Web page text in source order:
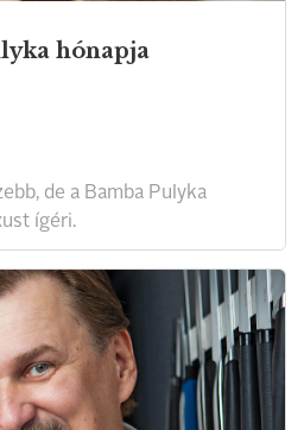
hónapja
de a Bamba Pulyka
ígéri.